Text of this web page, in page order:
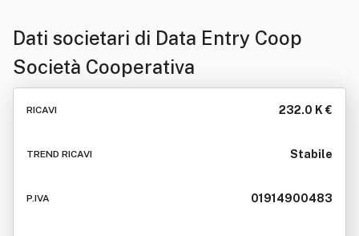
Dati societari di Data Entry Coop
Società Cooperativa
RICAVI 232.0 K €
TREND RICAVI Stabile
P.IVA 01914900483